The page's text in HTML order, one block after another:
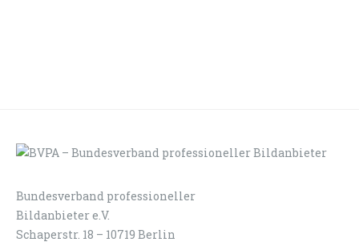
Bundesverband professioneller
Bildanbieter e.V.
Schaperstr. 18 – 10719 Berlin